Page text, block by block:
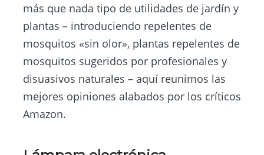
más que nada tipo de utilidades de jardín y
plantas – introduciendo repelentes de
mosquitos «sin olor», plantas repelentes de
mosquitos sugeridos por profesionales y
disuasivos naturales – aquí reunimos las
mejores opiniones alabados por los críticos
Amazon.